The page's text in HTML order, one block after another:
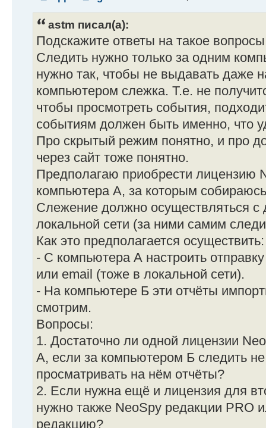
astm писал(а):
Подскажите ответы на такое
Следить нужно только за одним
нужно так, чтобы не выдавать даже
компьютером слежка. Т.е. не
чтобы просмотреть события,
событиям должен быть именно, что
Про скрытый режим понятно, и про
через сайт тоже понятно.
Предполагаю приобрести лицензию
компьютера А, за которым
Слежение должно осуществляться с
локальной сети (за ними самим
Как это предполагается осуществить:
- С компьютера А настроить
или email (тоже в локальной сети).
- На компьютере Б эти отчёты
смотрим.
Вопросы:
1. Достаточно ли одной лицензии
А, если за компьютером Б следить
просматривать на нём отчёты?
2. Если нужна ещё и лицензия для
нужно также NeoSpy редакции
редакцию?